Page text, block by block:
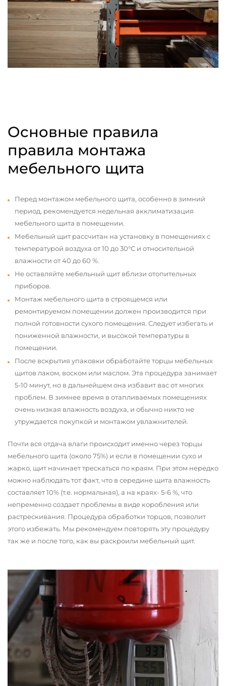
Основные правила
правила монтажа
мебельного щита
Перед монтажом мебельного щита, особенно в зимний
период, рекомендуется недельная акклиматизация
мебельного щита в помещении.
Мебельный щит рассчитан на установку в помещениях с
температурой воздуха от 10 до 30°С и относительной
влажности от 40 до 60 %.
Не оставляйте мебельный щит вблизи отопительных
приборов.
Монтаж мебельного щита в строящемся или
ремонтируемом помещении должен производится при
полной готовности сухого помещения. Следует избегать и
пониженной влажности, и высокой температуры в
помещении.
После вскрытия упаковки обработайте торцы мебельных
щитов лаком, воском или маслом. Эта процедура занимает
5-10 минут, но в дальнейшем она избавит вас от многих
проблем. В зимнее время в отапливаемых помещениях
очень низкая влажность воздуха, и обычно никто не
утруждается покупкой и монтажом увлажнителей.
Почти вся отдача влаги происходит именно через торцы
мебельного щита (около 75%) и если в помещении сухо и
жарко, щит начинает трескаться по краям. При этом нередко
можно наблюдать тот факт, что в середине щита влажность
составляет 10% (т.е. нормальная), а на краях- 5-6 %, что
непременно создает проблемы в виде коробления или
растрескивания. Процедура обработки торцов, позволит
этого избежать. Мы рекомендуем повторять эту процедуру
так же и после того, как вы раскроили мебельный щит.